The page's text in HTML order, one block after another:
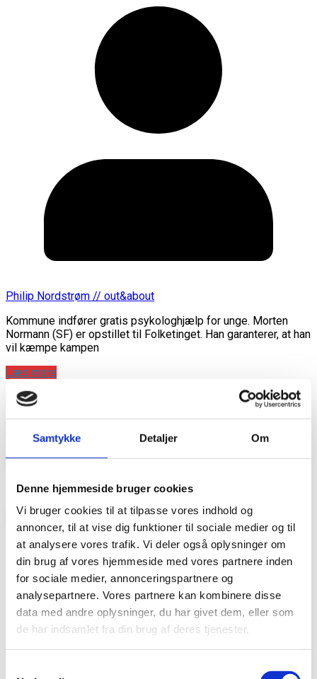
Samtykke Detaljer Om
Denne hjemmeside bruger cookies
Vi bruger cookies til at tilpasse vores indhold og
annoncer, til at vise dig funktioner til sociale medier og til
at analysere vores trafik. Vi deler også oplysninger om
din brug af vores hjemmeside med vores partnere inden
for sociale medier, annonceringspartnere og
analysepartnere. Vores partnere kan kombinere disse
data med andre oplysninger, du har givet dem, eller som
de har indsamlet fra din brug af deres tjenester.
Philip Nordstrøm // out&about
Kommune indfører gratis psykologhjælp for unge. Morten
Normann (SF) er opstillet til Folketinget. Han garanterer, at han
vil kæmpe kampen
Læs mere
annonce
annonce
Like us
RAINBOW BUSINESS DENMARK